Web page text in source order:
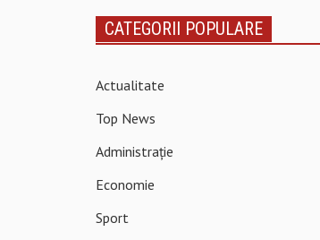
CATEGORII POPULARE
Actualitate
Top News
Administrație
Economie
Sport